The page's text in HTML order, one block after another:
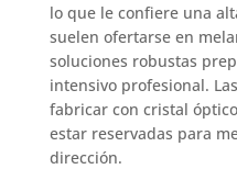
lo que le confiere una
suelen ofertarse en
soluciones robustas
intensivo profesional.
fabricar con cristal
estar reservadas para
dirección.